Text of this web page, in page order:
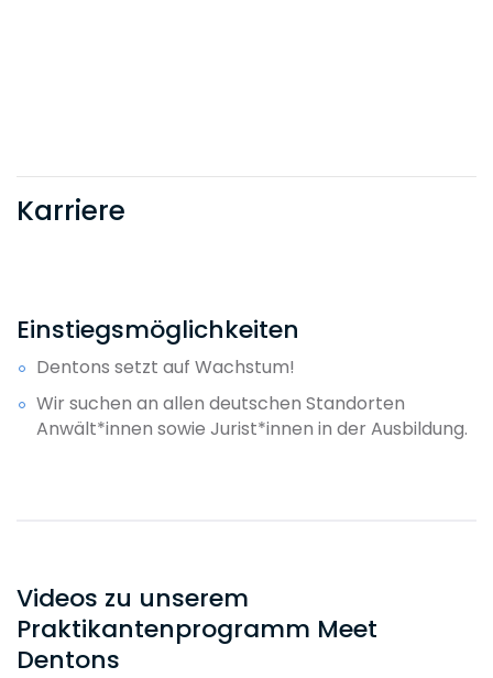
Karriere
Einstiegsmöglichkeiten
Dentons setzt auf Wachstum!
Wir suchen an allen deutschen Standorten
Anwält*innen sowie Jurist*innen in der Ausbildung.
Videos zu unserem
Praktikantenprogramm Meet
Dentons